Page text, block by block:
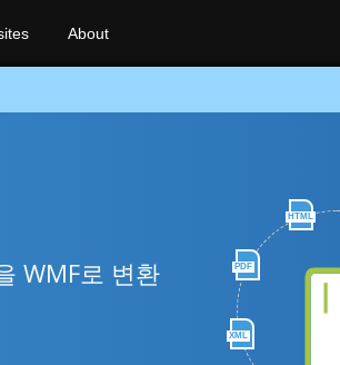
About
HTML
PDF
XML
WMF로 변환